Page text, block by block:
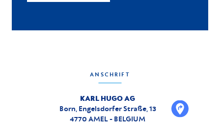
ANSCHRIFT
KARL HUGO AG
Born, Engelsdorfer Straße, 13
4770 AMEL - BELGIUM